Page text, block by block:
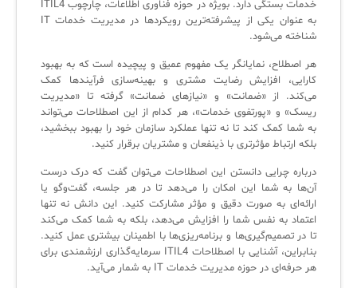
خدمات بستگی دارد. بویژه در حوزه فناوری اطلاعات، چارچوب ITIL4
به عنوان یکی از پیشرفته‌ترین رویکردها در مدیریت خدمات IT
شناخته می‌شود.
هر اصطلاح، نمایانگر یک مفهوم عمیق و پیچیده است که به بهبود
کارایی، افزایش رضایت مشتری و بهینه‌سازی فرآیندها کمک
می‌کند. از «ضمانت» و «نیازهای ضمانت» گرفته تا «مدیریت
ریسک» و «پورتفوی خدمات»، هر کدام از این اصطلاحات می‌تواند
به شما کمک کند تا نه تنها عملکرد سازمان خود را بهبود ببخشید،
بلکه ارتباط مؤثرتری با ذینفعان و مشتریان برقرار کنید.
درباره چرایی دانستن این اصطلاحات می‌توان گفت که درک درست
آن‌ها به شما این امکان را می‌دهد تا در هر جلسه، گفت‌وگو یا
ارائه‌ای به صورت دقیق و مؤثر مشارکت کنید. این دانش نه تنها
اعتماد به نفس شما را افزایش می‌دهد، بلکه به شما کمک می‌کند
تا در تصمیم‌گیری‌ها و برنامه‌ریزی‌ها با اطمینان بیشتری عمل کنید.
بنابراین، آشنایی با اصطلاحات ITIL4 سرمایه‌گذاری ارزشمندی برای
هر حرفه‌ای در حوزه مدیریت خدمات IT به شمار می‌آید.
کازیو
مدیریت خدمات سازمانی
سرویس دسک پلاس MSP
اندپوینت سنترال [سامانه مدیریت نقاط پایانی]
AD360
◆
Log360 ابزار SIEM
راهکارهای مدیریتی فناوری اطلاعات برای مراکز آموزشی و دانشگاه‌ها
مدیریت خدمات منابع انسانی
CIs Control
مجموعه راهکارهای آیناک
لیست کامل 34 تمرین ITIL4
آموزش سیستم مدیریت خدمات فناوری اطلاعات
نکته‌های کلیدی برای مدیر انفورماتیک
آموزش‌ ویدیویی مفاهیم سرویس دسک
ITIL & SDP
◆
آموزش فارسی ITIL4
لیست دوره‌ها
مقالات آموزشی